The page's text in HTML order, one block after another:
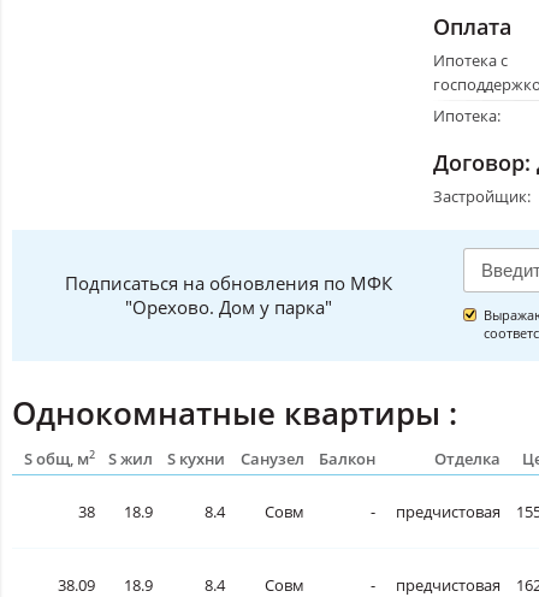
Оплата
Ипотека с
Ипотека:
Застройщик:
Подписаться на обновления по МФК
"Орехово. Дом у парка"
Однокомнатные квартиры :
S общ, м2 S жил S кухни Санузел Балкон Отделка
38 18.9 8.4 Совм - предчистовая
38.09 18.9 8.4 Совм - предчистовая